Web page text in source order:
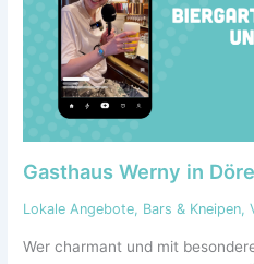
Gasthaus Werny in
Lokale Angebote, Bars & Kneipen,
Wer charmant und mit